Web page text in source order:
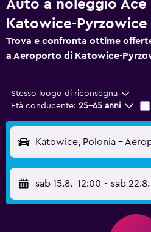
Auto a noleggio
Katowice-Pyrzowice
Trova e confronta ottime
a Aeroporto di Katowice-
Stesso luogo di riconsegna
Età conducente: 25-65 anni
sab 15.8. 12:00 - sab 22.8.